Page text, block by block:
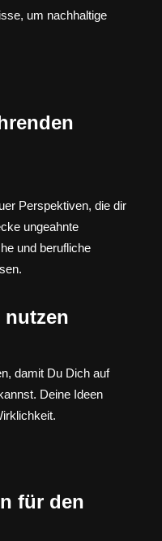
um nachhaltige
Perspektiven, die dir
ungeahnte
und berufliche
nutzen
damit Du Dich auf
Deine Ideen
für den